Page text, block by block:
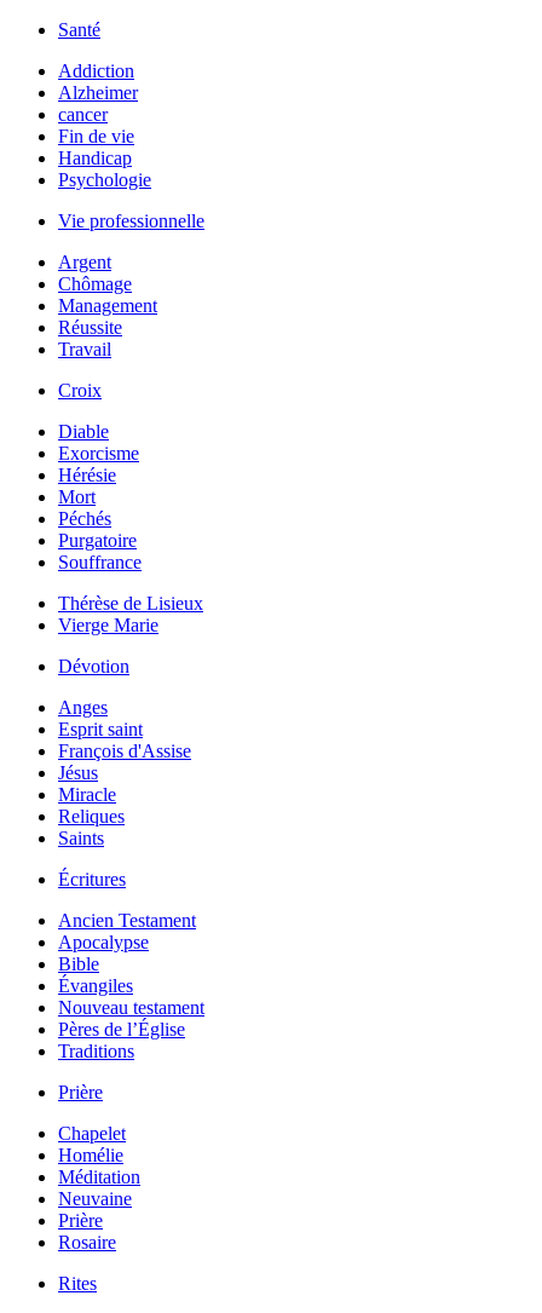
Santé
Addiction
Alzheimer
cancer
Fin de vie
Handicap
Psychologie
Vie professionnelle
Argent
Chômage
Management
Réussite
Travail
Croix
Diable
Exorcisme
Hérésie
Mort
Péchés
Purgatoire
Souffrance
Thérèse de Lisieux
Vierge Marie
Dévotion
Anges
Esprit saint
François d'Assise
Jésus
Miracle
Reliques
Saints
Écritures
Ancien Testament
Apocalypse
Bible
Évangiles
Nouveau testament
Pères de l’Église
Traditions
Prière
Chapelet
Homélie
Méditation
Neuvaine
Prière
Rosaire
Rites